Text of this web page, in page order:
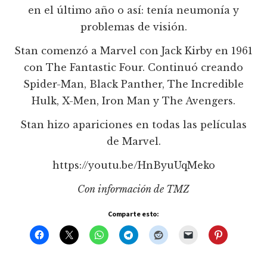
en el último año o así: tenía neumonía y
problemas de visión.
Stan comenzó a Marvel con Jack Kirby en 1961
con The Fantastic Four. Continuó creando
Spider-Man, Black Panther, The Incredible
Hulk, X-Men, Iron Man y The Avengers.
Stan hizo apariciones en todas las películas
de Marvel.
https://youtu.be/HnByuUqMeko
Con información de TMZ
Comparte esto: